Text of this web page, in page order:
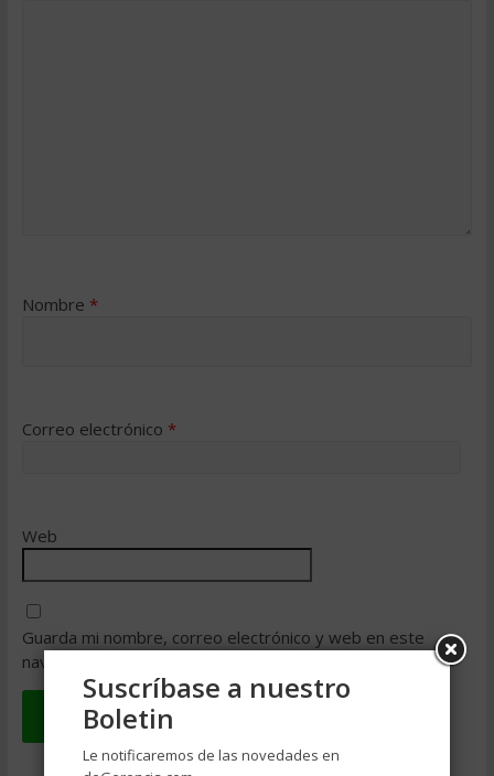
Nombre *
Correo electrónico *
Web
Guarda mi nombre, correo electrónico y web en este
navegador para la próxima vez que comente.
Suscríbase a nuestro
Boletin
Le notificaremos de las novedades en